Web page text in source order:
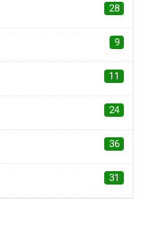
28
9
11
24
36
31